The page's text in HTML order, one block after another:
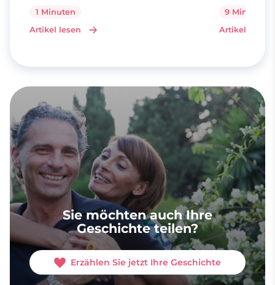
1 Minuten
Artikel lesen
9 Minuten
Artikel lesen
Sie möchten auch Ihre
Geschichte teilen?
Erzählen Sie jetzt Ihre Geschichte